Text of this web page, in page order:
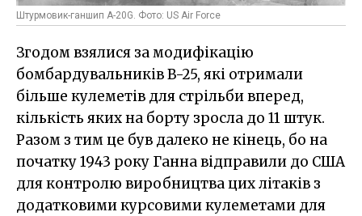
Штурмовик-ганшип A-20G. Фото: US Air Force
Згодом взялися за модифікацію
бомбардувальників B-25, які отримали
більше кулеметів для стрільби вперед,
кількість яких на борту зросла до 11 штук.
Разом з тим це був далеко не кінець, бо на
початку 1943 року Ганна відправили до США
для контролю виробництва цих літаків з
додатковими курсовими кулеметами для